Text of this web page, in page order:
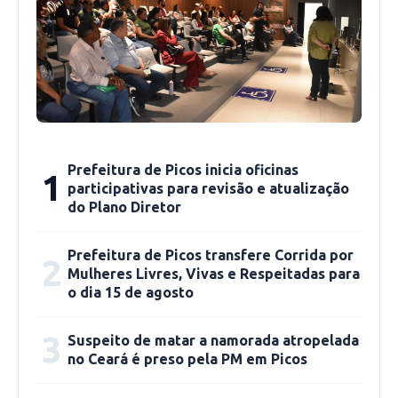
só pra comprovar o uso dos testes e que
deveria ser comprovado pelo CPF”, declarou.
Para Robsoncley faltou mais atenção por parte
da secretaria estadual. “A SESAPI não analisou
casos notificados e identifiquei mais vários
casos de pacientes que foram notificados
notificação o sistema e-SUS Notifica que é do
Ministério de Saúde”, frisou.
1
Prefeitura de Picos inicia oficinas
participativas para revisão e atualização
do Plano Diretor
2 Prefeitura de Picos transfere Corrida por
Mulheres Livres, Vivas e Respeitadas para
o dia 15 de agosto
3 Suspeito de matar a namorada atropelada
no Ceará é preso pela PM em Picos